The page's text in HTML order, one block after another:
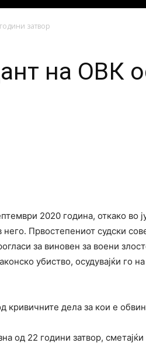
затвор
на ОВК
2020 година, откако во
Првостепениот судски
за виновен за воени
убиство, осудувајќи го
кривичните дела за кои е
од 22 години затвор, сметајќи